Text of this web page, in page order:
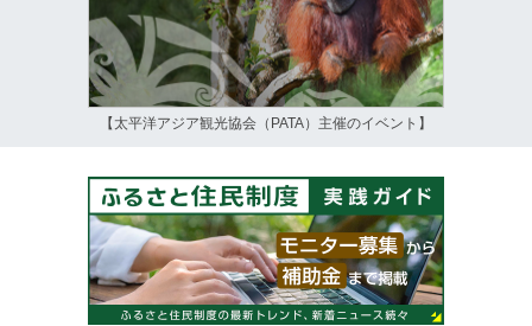
【太平洋アジア観光協会（PATA）主催のイベント】